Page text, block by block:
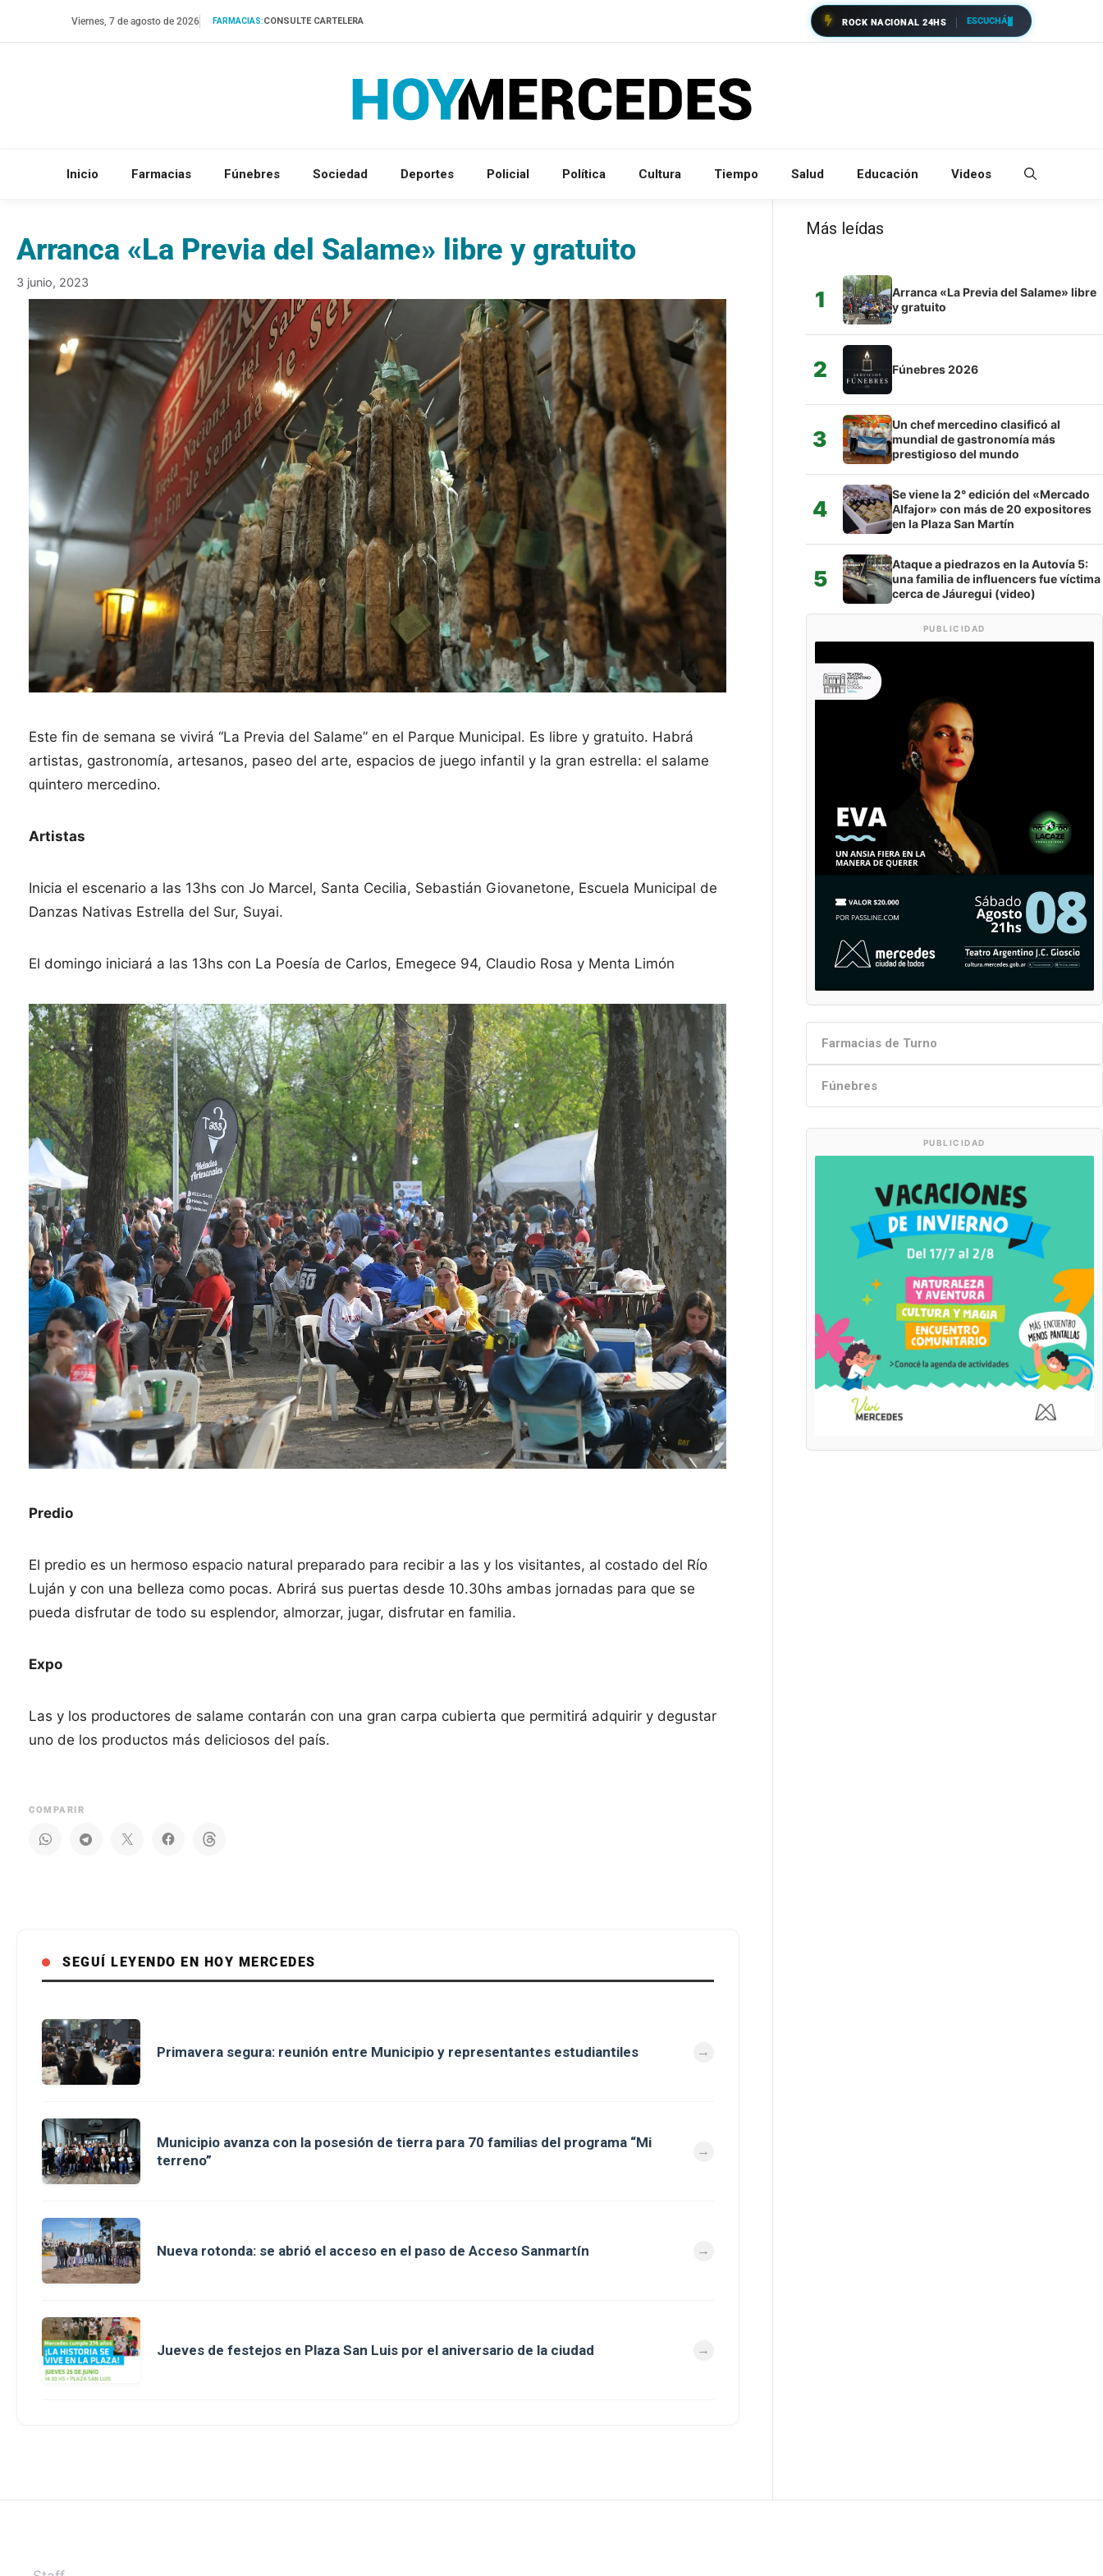
Viernes, 7 de agosto de 2026 FARMACIAS:CONSULTE CARTELERA ROCK NACIONAL 24HS ESCUCHÁ
Inicio Farmacias Fúnebres Sociedad Deportes Policial Política Cultura Tiempo Salud Educación Videos
Arranca «La Previa del Salame» libre y gratuito
3 junio, 2023
Este fin de semana se vivirá “La Previa del Salame” en el Parque Municipal. Es libre y gratuito. Habrá
artistas, gastronomía, artesanos, paseo del arte, espacios de juego infantil y la gran estrella: el salame
quintero mercedino.
Artistas
Inicia el escenario a las 13hs con Jo Marcel, Santa Cecilia, Sebastián Giovanetone, Escuela Municipal de
Danzas Nativas Estrella del Sur, Suyai.
El domingo iniciará a las 13hs con La Poesía de Carlos, Emegece 94, Claudio Rosa y Menta Limón
Predio
El predio es un hermoso espacio natural preparado para recibir a las y los visitantes, al costado del Río
Luján y con una belleza como pocas. Abrirá sus puertas desde 10.30hs ambas jornadas para que se
pueda disfrutar de todo su esplendor, almorzar, jugar, disfrutar en familia.
Expo
Las y los productores de salame contarán con una gran carpa cubierta que permitirá adquirir y degustar
uno de los productos más deliciosos del país.
COMPARIR
SEGUÍ LEYENDO EN HOY MERCEDES
Primavera segura: reunión entre Municipio y representantes estudiantiles
Municipio avanza con la posesión de tierra para 70 familias del programa “Mi
terreno”
Nueva rotonda: se abrió el acceso en el paso de Acceso Sanmartín
Jueves de festejos en Plaza San Luis por el aniversario de la ciudad
Más leídas
1
Arranca «La Previa del Salame» libre
y gratuito
2 Fúnebres 2026
3
Un chef mercedino clasificó al
mundial de gastronomía más
prestigioso del mundo
4
Se viene la 2° edición del «Mercado
Alfajor» con más de 20 expositores
en la Plaza San Martín
5
Ataque a piedrazos en la Autovía 5:
una familia de influencers fue víctima
cerca de Jáuregui (video)
PUBLICIDAD
Farmacias de Turno
Fúnebres
PUBLICIDAD